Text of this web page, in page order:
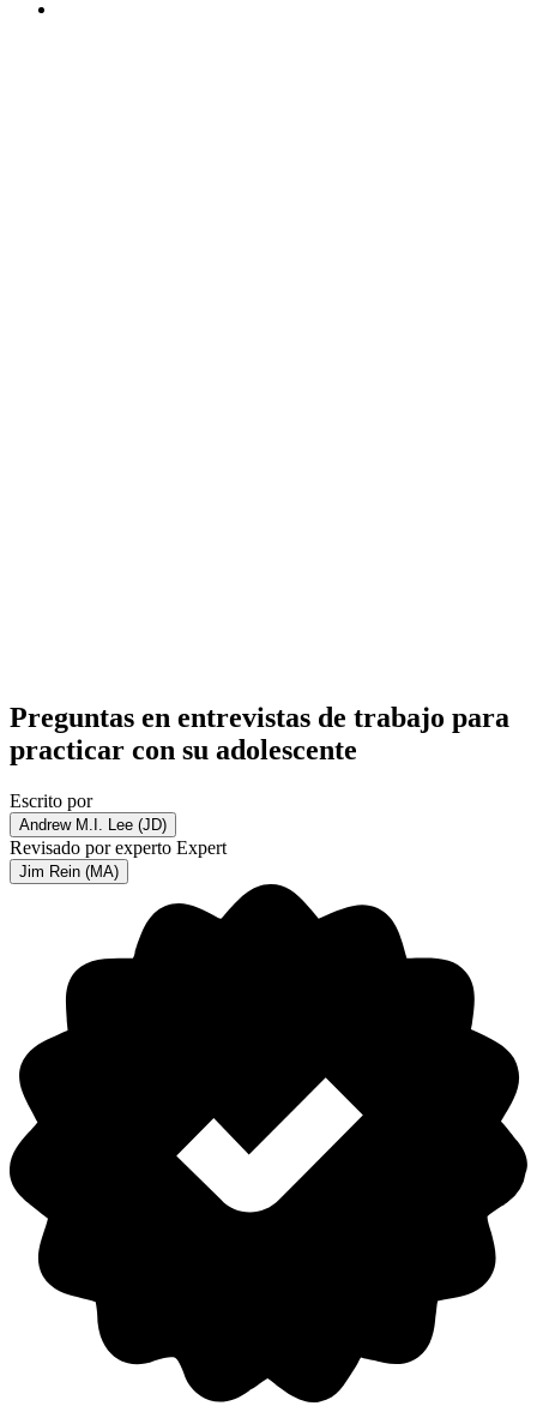
Preguntas en entrevistas de trabajo para
practicar con su adolescente
Escrito por
Andrew M.I. Lee (JD)
Revisado por experto Expert
Jim Rein (MA)